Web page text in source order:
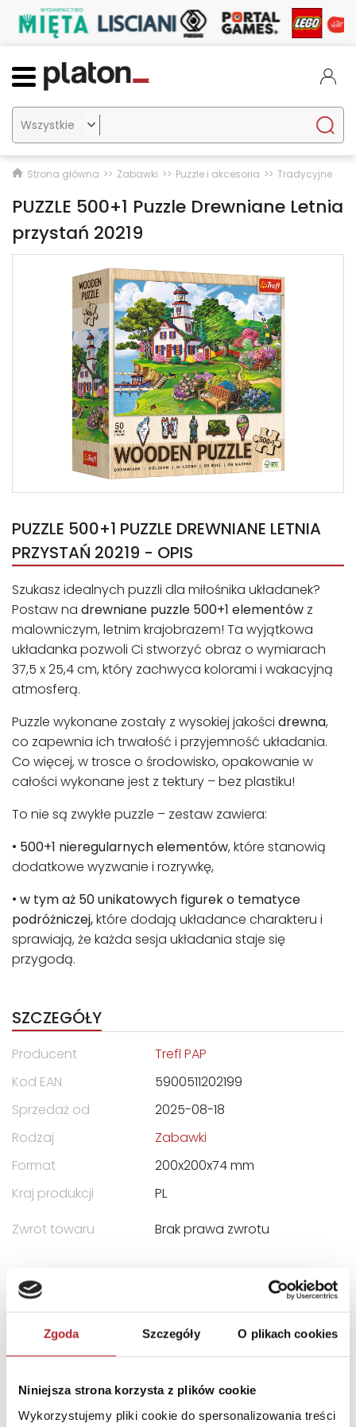
Zgoda Szczegóły O plikach cookies
Niniejsza strona korzysta z plików cookie
Wykorzystujemy pliki cookie do spersonalizowania treści

Strona główna Zabawki Puzzle i akcesoria Tradycyjne
PUZZLE 500+1 Puzzle Drewniane Letnia
przystań 20219
PUZZLE 500+1 PUZZLE DREWNIANE LETNIA
PRZYSTAŃ 20219 - OPIS
Szukasz idealnych puzzli dla miłośnika układanek?
Postaw na drewniane puzzle 500+1 elementów z
malowniczym, letnim krajobrazem! Ta wyjątkowa
układanka pozwoli Ci stworzyć obraz o wymiarach
37,5 x 25,4 cm, który zachwyca kolorami i wakacyjną
atmosferą.
Puzzle wykonane zostały z wysokiej jakości drewna,
co zapewnia ich trwałość i przyjemność układania.
Co więcej, w trosce o środowisko, opakowanie w
całości wykonane jest z tektury – bez plastiku!
To nie są zwykłe puzzle – zestaw zawiera:
• 500+1 nieregularnych elementów, które stanowią
dodatkowe wyzwanie i rozrywkę,
• w tym aż 50 unikatowych figurek o tematyce
podróżniczej,które dodają układance charakteru i
sprawiają, że każda sesja układania staje się
przygodą.
SZCZEGÓŁY
Producent
Trefl PAP
Kod EAN
5900511202199
Sprzedaż od
2025-08-18
Rodzaj
Zabawki
Format
200x200x74 mm
Kraj produkcji
PL
Zwrot towaru
Brak prawa zwrotu
DANE OSOBY ODPOWIEDZIALNEJ
ul. Kontenerowa 25
Miasto
Gdynia